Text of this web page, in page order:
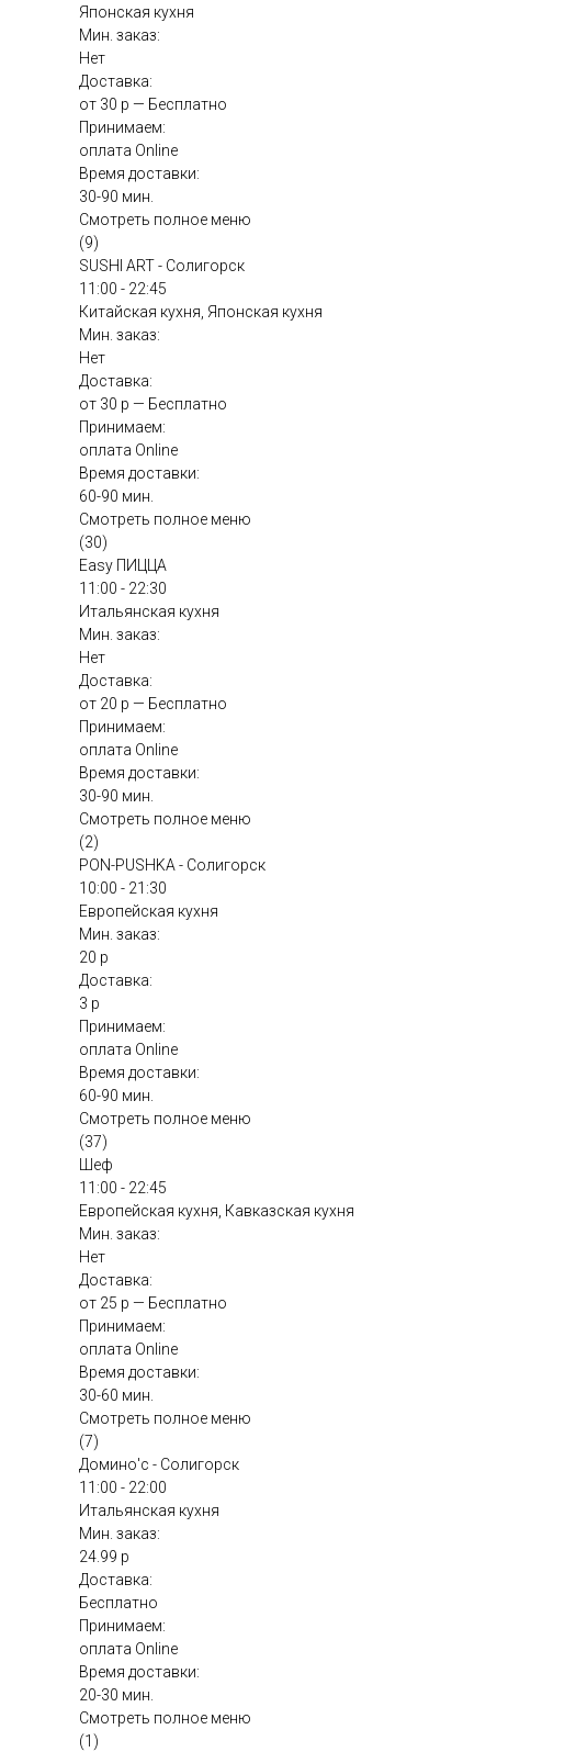
Японская кухня
Мин. заказ:
Нет
Доставка:
от 30 р — Бесплатно
Принимаем:
оплата Online
Время доставки:
30-90 мин.
Смотреть полное меню
(9)
SUSHI ART - Солигорск
11:00 - 22:45
Китайская кухня, Японская кухня
Мин. заказ:
Нет
Доставка:
от 30 р — Бесплатно
Принимаем:
оплата Online
Время доставки:
60-90 мин.
Смотреть полное меню
(30)
Easy ПИЦЦА
11:00 - 22:30
Итальянская кухня
Мин. заказ:
Нет
Доставка:
от 20 р — Бесплатно
Принимаем:
оплата Online
Время доставки:
30-90 мин.
Смотреть полное меню
(2)
PON-PUSHKA - Солигорск
10:00 - 21:30
Европейская кухня
Мин. заказ:
20 р
Доставка:
3 р
Принимаем:
оплата Online
Время доставки:
60-90 мин.
Смотреть полное меню
(37)
Шеф
11:00 - 22:45
Европейская кухня, Кавказская кухня
Мин. заказ:
Нет
Доставка:
от 25 р — Бесплатно
Принимаем:
оплата Online
Время доставки:
30-60 мин.
Смотреть полное меню
(7)
Домино'с - Солигорск
11:00 - 22:00
Итальянская кухня
Мин. заказ:
24.99 р
Доставка:
Бесплатно
Принимаем:
оплата Online
Время доставки:
20-30 мин.
Смотреть полное меню
(1)